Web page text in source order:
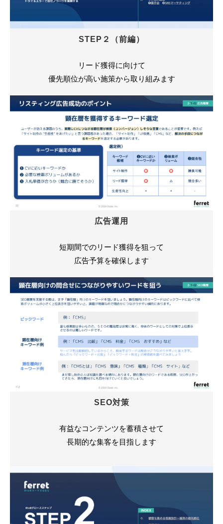
STEP２（前編）
リード獲得に向けて
優先順位が高い施策から取り組みます
広告運用
短期間でのリード獲得を狙って
広告予算を確保します
SEO対策
有益なコンテンツを蓄積させて
長期的な集客を目指します